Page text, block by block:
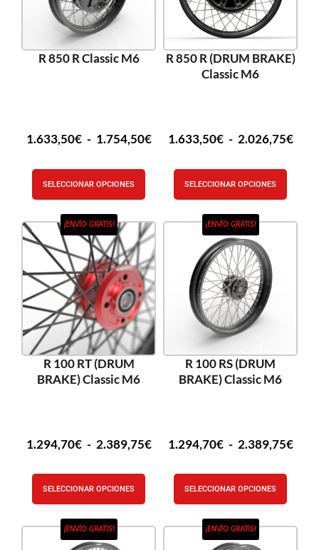
R 850 R Classic M6
1.633,50€ - 1.754,50€
SELECCIONAR OPCIONES
R 850 R (DRUM BRAKE)
Classic M6
1.633,50€ - 2.026,75€
SELECCIONAR OPCIONES
¡ENVÍO GRATIS!
R 100 RT (DRUM
BRAKE) Classic M6
1.294,70€ - 2.389,75€
SELECCIONAR OPCIONES
¡ENVÍO GRATIS!
R 100 RS (DRUM
BRAKE) Classic M6
1.294,70€ - 2.389,75€
SELECCIONAR OPCIONES
¡ENVÍO GRATIS! ¡ENVÍO GRATIS!